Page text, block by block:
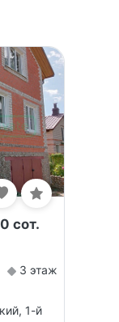
сот.
3 этаж
1-й